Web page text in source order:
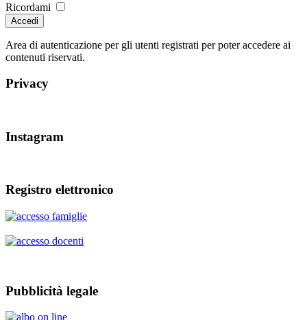
Ricordami
Accedi
Area di autenticazione per gli utenti registrati per poter accedere ai
contenuti riservati.
Privacy
Instagram
Registro elettronico
Pubblicità legale